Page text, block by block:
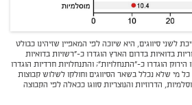
סיווגים, היא שיוכה לפי המאפיין שזיהינו כבולט
בדואיות בדרום הארץ הוגדרו כ-"רשויות בדואיות
הוגדרו כ-"התנחלויות"; והתנחלויות חרדיות הוגדרו
כל מי שלא נכלל בשאר הסיווגים וחולקו לשלוש קבוצות
הדרוזיות והנוצריות סווגו ככאלה לפי הקבוצה